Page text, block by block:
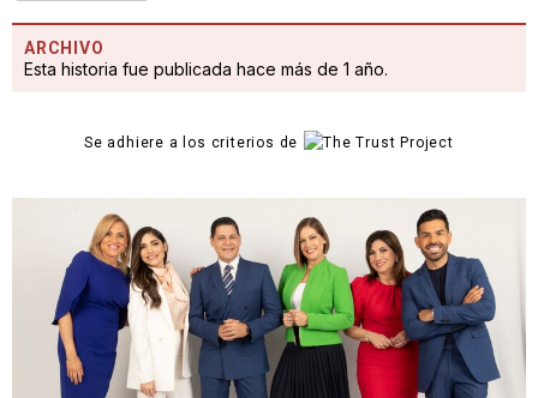
ARCHIVO
Esta historia fue publicada hace más de 1 año.
Se adhiere a los criterios de